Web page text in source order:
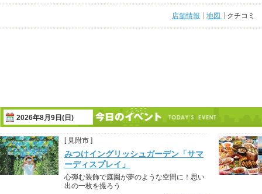
店舗情報 地図 クチコミ
2026年8月9日(日)
[ 見附市 ]
みつけイングリッシュガーデン「サマ
ーディスプレイ」
心弾む装飾で庭園が夢のような空間に！思い
出の一枚を撮ろう